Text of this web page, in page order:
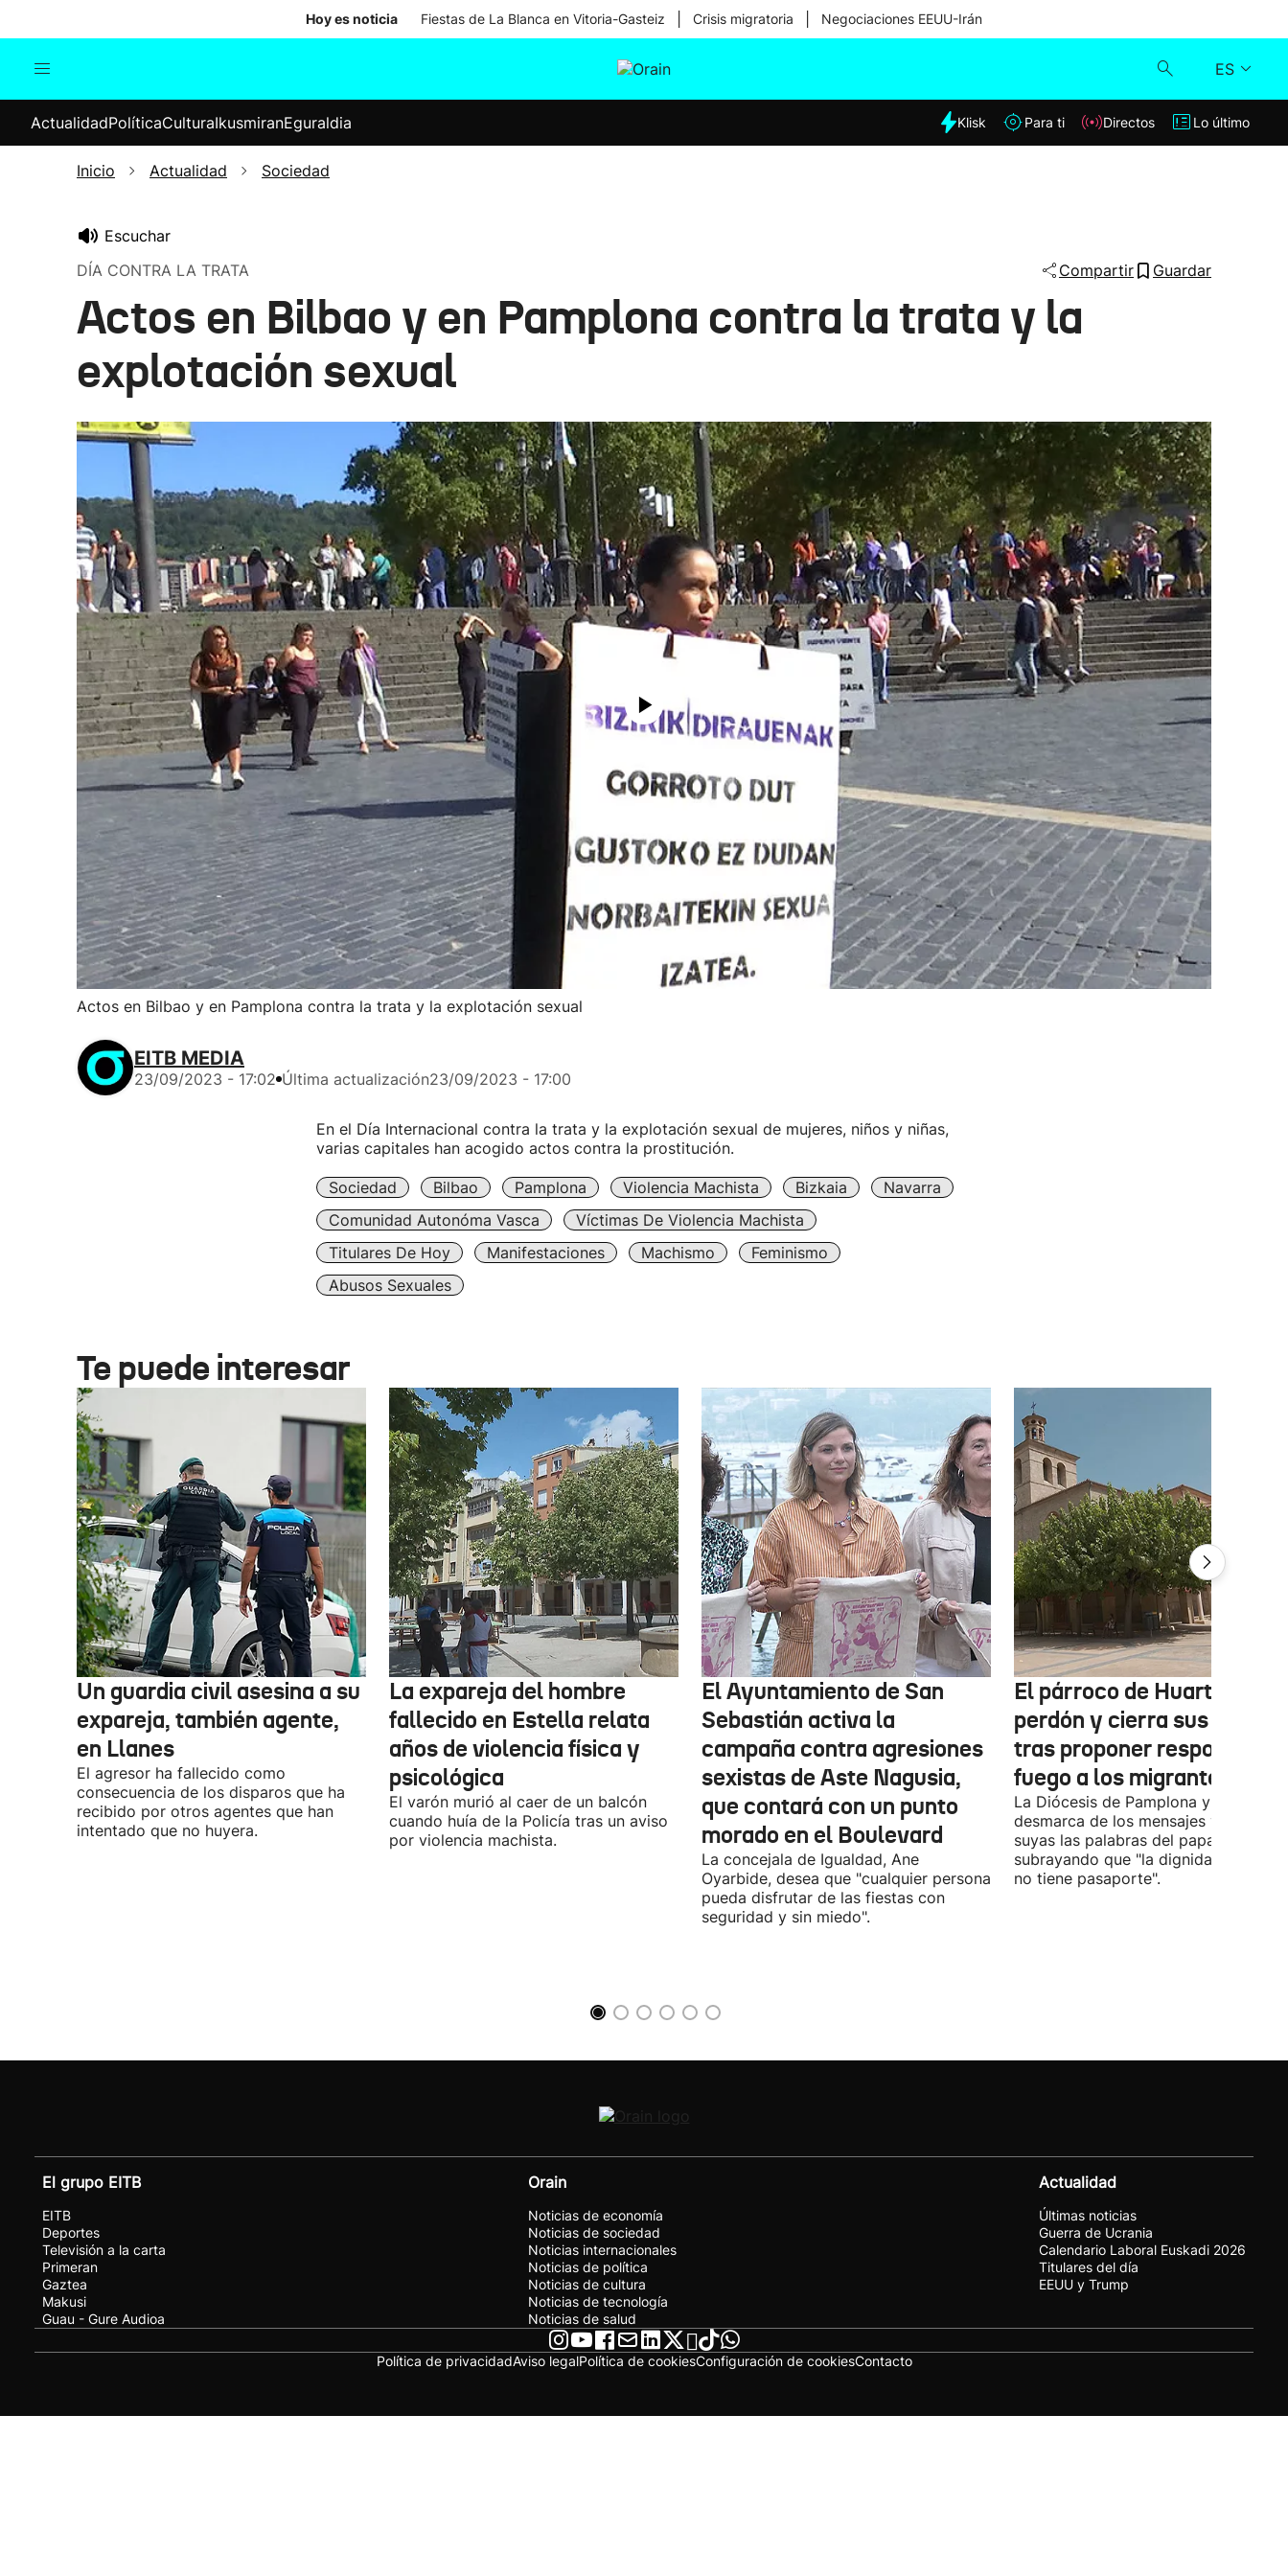
Hoy es noticia Fiestas de La Blanca en Vitoria-Gasteiz Crisis migratoria Negociaciones EEUU-Irán
ES
Internacional
Elecciones
Klisk
ActualidadPolíticaCulturaIkusmiranEguraldia Klisk Para ti Directos Lo último
Inicio Actualidad Sociedad
Escuchar
DÍA CONTRA LA TRATA
Compartir Guardar
Actos en Bilbao y en Pamplona contra la trata y la
explotación sexual
Actos en Bilbao y en Pamplona contra la trata y la explotación sexual
EITB MEDIA
23/09/2023 - 17:02 Última actualización23/09/2023 - 17:00
En el Día Internacional contra la trata y la explotación sexual de mujeres, niños y niñas,
varias capitales han acogido actos contra la prostitución.
Sociedad Bilbao Pamplona Violencia Machista Bizkaia
Navarra
Comunidad Autonóma Vasca
Víctimas De Violencia Machista
Titulares De Hoy
Manifestaciones Machismo
Feminismo
Abusos Sexuales
Te puede interesar
Un guardia civil asesina a su
expareja, también agente,
en Llanes
El agresor ha fallecido como
consecuencia de los disparos que ha
recibido por otros agentes que han
intentado que no huyera.
La expareja del hombre
fallecido en Estella relata
años de violencia física y
psicológica
El varón murió al caer de un balcón
cuando huía de la Policía tras un aviso
por violencia machista.
El Ayuntamiento de San
Sebastián activa la
campaña contra agresiones
sexistas de Aste Nagusia,
que contará con un punto
morado en el Boulevard
La concejala de Igualdad, Ane
Oyarbide, desea que "cualquier persona
pueda disfrutar de las fiestas con
seguridad y sin miedo".
El párroco de Huarte pide
perdón y cierra sus redes
tras proponer responder
fuego a los migrantes
La Diócesis de Pamplona y Tudela se
desmarca de los mensajes y hace
suyas las palabras del papa
subrayando que "la dignidad humana
no tiene pasaporte".
El grupo EITB
EITB
Deportes
Televisión a la carta
Primeran
Gaztea
Makusi
Guau - Gure Audioa
Orain
Noticias de economía
Noticias de sociedad
Noticias internacionales
Noticias de política
Noticias de cultura
Noticias de tecnología
Noticias de salud
Actualidad
Últimas noticias
Guerra de Ucrania
Calendario Laboral Euskadi 2026
Titulares del día
EEUU y Trump
Política de privacidadAviso legalPolítica de cookiesConfiguración de cookiesContacto